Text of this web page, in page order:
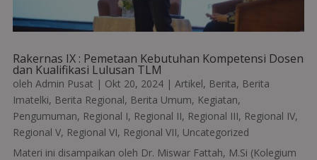
Rakernas IX : Pemetaan Kebutuhan Kompetensi Dosen
dan Kualifikasi Lulusan TLM
oleh Admin Pusat | Okt 20, 2024| Artikel, Berita, Berita
Imatelki, Berita Regional, Berita Umum, Kegiatan,
Pengumuman, Regional I, Regional II, Regional III, Regional IV,
Regional V, Regional VI, Regional VII, Uncategorized
Materi ini disampaikan oleh Dr. Miswar Fattah, M.Si (Kolegium